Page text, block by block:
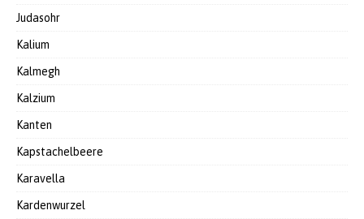
Judasohr
Kalium
Kalmegh
Kalzium
Kanten
Kapstachelbeere
Karavella
Kardenwurzel